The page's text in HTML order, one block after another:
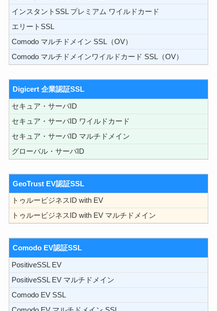
インスタントSSL プレミアム ワイルドカード
エリートSSL
Comodo マルチドメイン SSL（OV）
Comodo マルチドメインワイルドカード SSL（OV）
Digicert 企業認証SSL
セキュア・サーバID
セキュア・サーバID ワイルドカード
セキュア・サーバID マルチドメイン
グローバル・サーバID
GeoTrust EV認証SSL
トゥルービジネスID with EV
トゥルービジネスID with EV マルチドメイン
Comodo EV認証SSL
PositiveSSL EV
PositiveSSL EV マルチドメイン
Comodo EV SSL